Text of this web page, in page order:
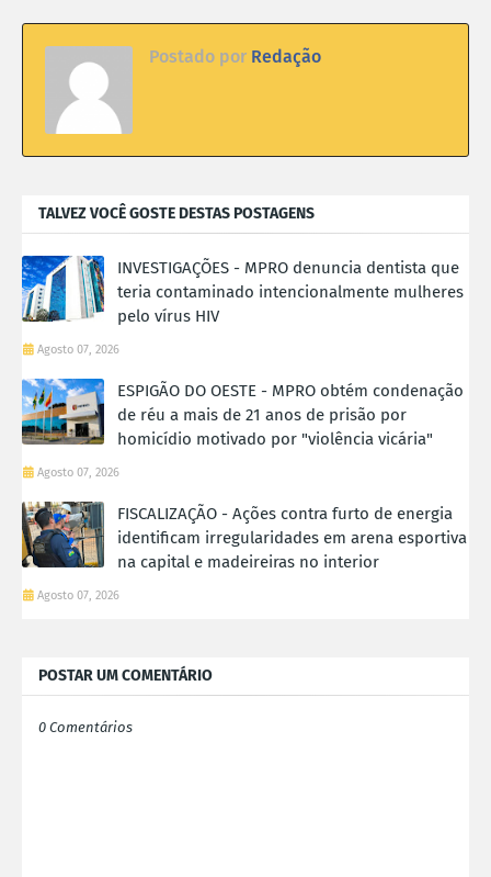
Postado por Redação
TALVEZ VOCÊ GOSTE DESTAS POSTAGENS
INVESTIGAÇÕES - MPRO denuncia dentista que
teria contaminado intencionalmente mulheres
pelo vírus HIV
Agosto 07, 2026
ESPIGÃO DO OESTE - MPRO obtém condenação
de réu a mais de 21 anos de prisão por
homicídio motivado por "violência vicária"
Agosto 07, 2026
FISCALIZAÇÃO - Ações contra furto de energia
identificam irregularidades em arena esportiva
na capital e madeireiras no interior
Agosto 07, 2026
POSTAR UM COMENTÁRIO
0 Comentários